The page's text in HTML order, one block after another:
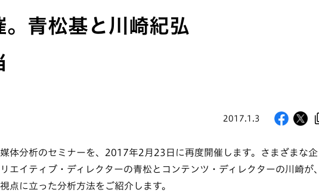
。青松基と川崎紀弘
2017.1.3
体分析のセミナーを、2017年2月23日に再度開催します。さまざまな企
エイティブ・ディレクターの青松とコンテンツ・ディレクターの川崎が、
点に立った分析方法をご紹介します。